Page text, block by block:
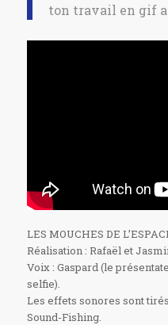
ton travail en gif
LES MOUCHES DE
Réalisation : Rafaël et
Voix : Gaspard (le
selfie).
Les effets sonores sont
Sound-Fishing.